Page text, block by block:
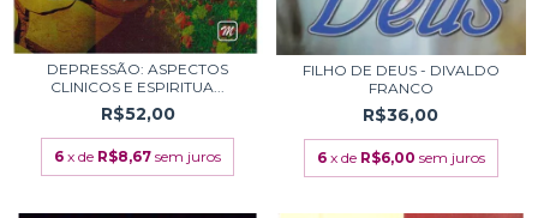
DEPRESSÃO: ASPECTOS
CLINICOS E ESPIRITUA...
R$52,00
6 x de R$8,67 sem juros
FILHO DE DEUS - DIVALDO
FRANCO
R$36,00
6 x de R$6,00 sem juros